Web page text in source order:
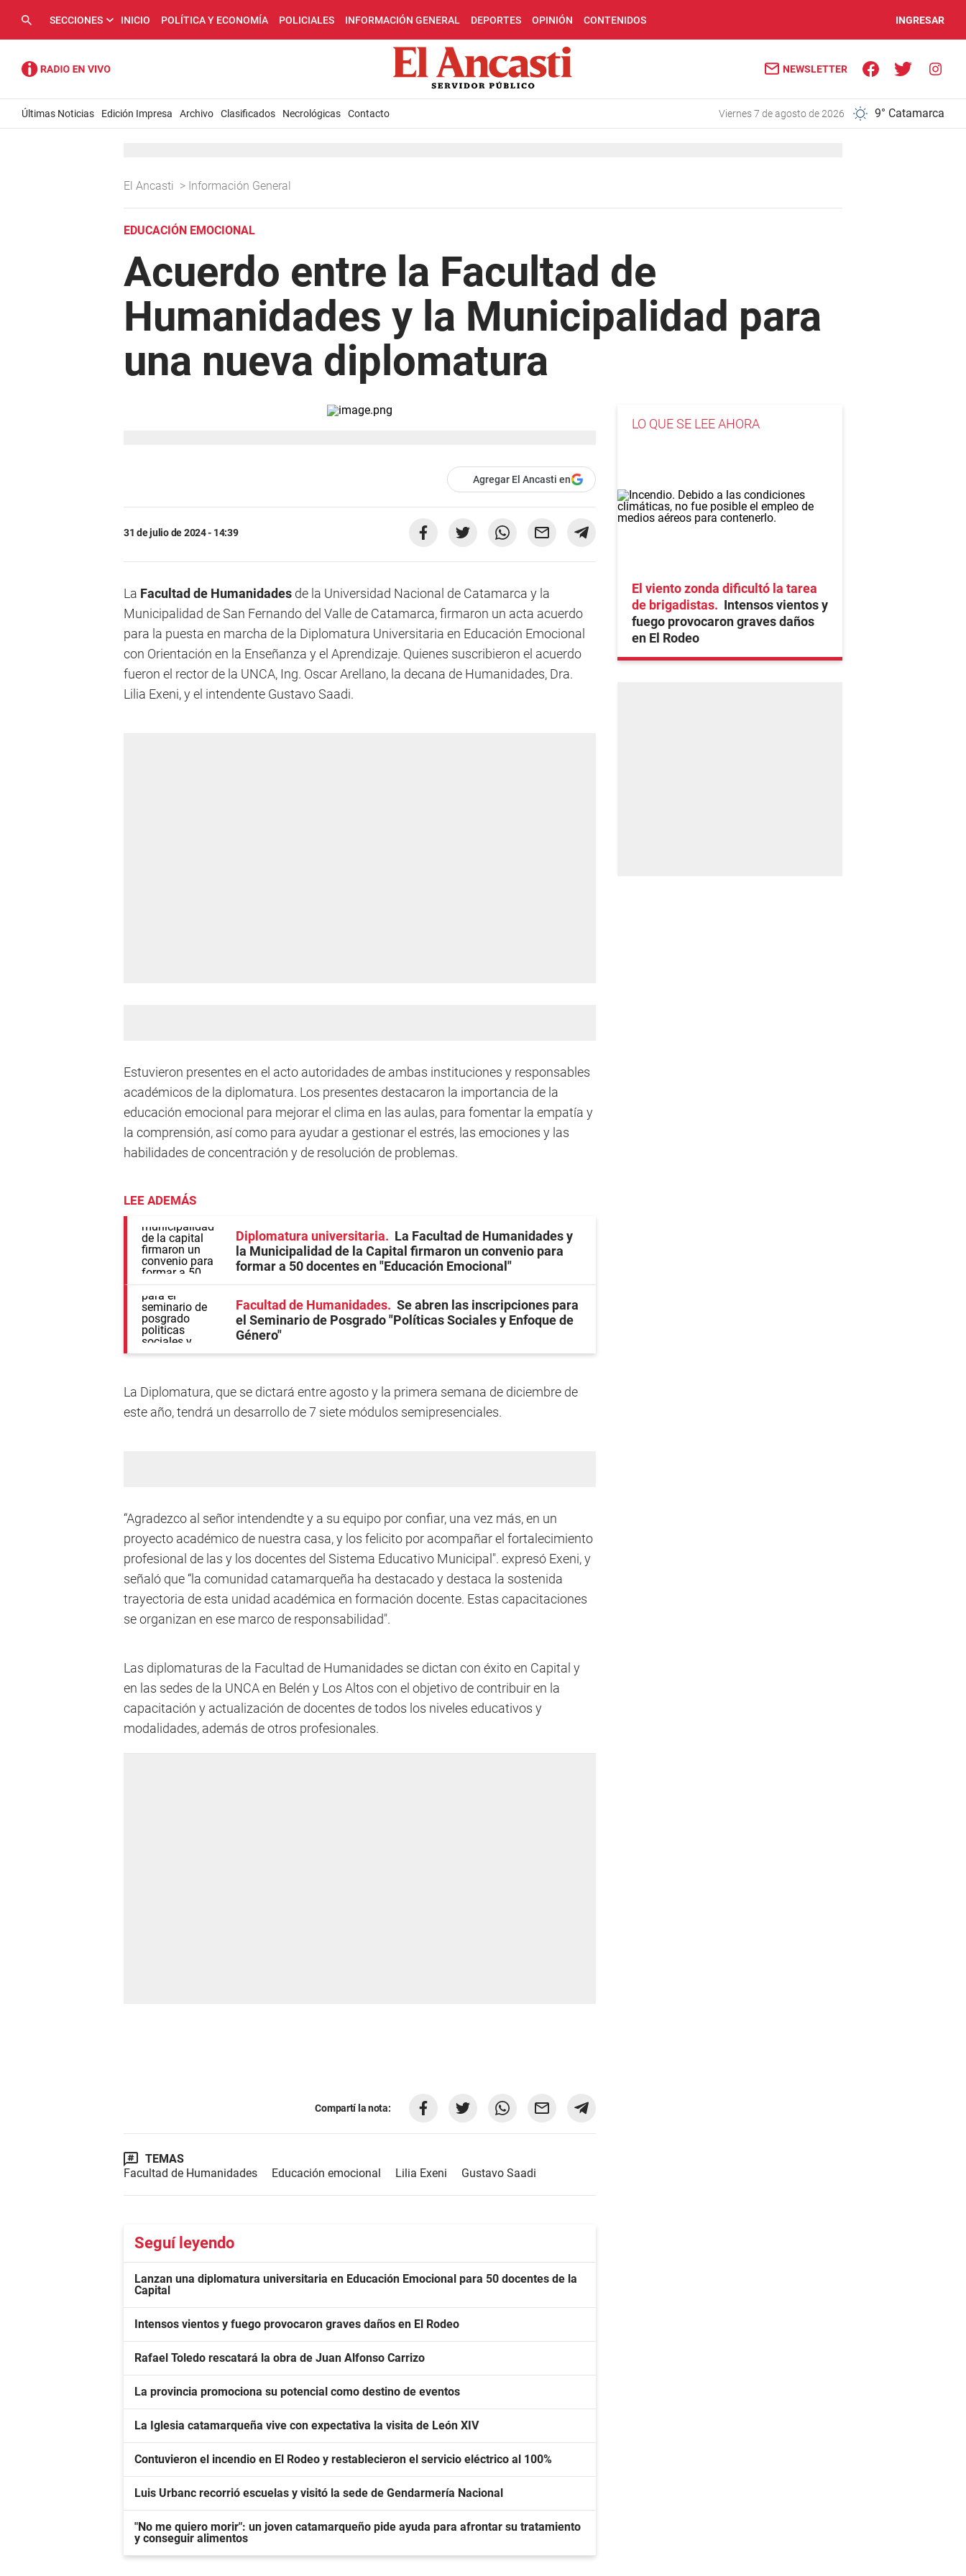
SECCIONES INICIO POLÍTICA Y ECONOMÍA POLICIALES INFORMACIÓN GENERAL DEPORTES OPINIÓN CONTENIDOS INGRESAR
NEWSLETTER
Últimas Noticias Edición Impresa Archivo Clasificados Necrológicas Contacto viernes 7 de agosto de 2026 9° Catamarca
El Ancasti > Información General
EDUCACIÓN EMOCIONAL
Acuerdo entre la Facultad de
Humanidades y la Municipalidad para
una nueva diplomatura
Agregar El Ancasti en
31 de julio de 2024 - 14:39
La Facultad de Humanidades de la Universidad Nacional de Catamarca y la
Municipalidad de San Fernando del Valle de Catamarca, firmaron un acta acuerdo
para la puesta en marcha de la Diplomatura Universitaria en Educación Emocional
con Orientación en la Enseñanza y el Aprendizaje. Quienes suscribieron el acuerdo
fueron el rector de la UNCA, Ing. Oscar Arellano, la decana de Humanidades, Dra.
Lilia Exeni, y el intendente Gustavo Saadi.
Estuvieron presentes en el acto autoridades de ambas instituciones y responsables
académicos de la diplomatura. Los presentes destacaron la importancia de la
educación emocional para mejorar el clima en las aulas, para fomentar la empatía y
la comprensión, así como para ayudar a gestionar el estrés, las emociones y las
habilidades de concentración y de resolución de problemas.
LEE ADEMÁS
Diplomatura universitaria
La Facultad de Humanidades y
la Municipalidad de la Capital firmaron un convenio para
formar a 50 docentes en "Educación Emocional"
Facultad de Humanidades
Se abren las inscripciones para
el Seminario de Posgrado "Políticas Sociales y Enfoque de
Género"
La Diplomatura, que se dictará entre agosto y la primera semana de diciembre de
este año, tendrá un desarrollo de 7 siete módulos semipresenciales.
“Agradezco al señor intendendte y a su equipo por confiar, una vez más, en un
proyecto académico de nuestra casa, y los felicito por acompañar el fortalecimiento
profesional de las y los docentes del Sistema Educativo Municipal". expresó Exeni, y
señaló que “la comunidad catamarqueña ha destacado y destaca la sostenida
trayectoria de esta unidad académica en formación docente. Estas capacitaciones
se organizan en ese marco de responsabilidad".
Las diplomaturas de la Facultad de Humanidades se dictan con éxito en Capital y
en las sedes de la UNCA en Belén y Los Altos con el objetivo de contribuir en la
capacitación y actualización de docentes de todos los niveles educativos y
modalidades, además de otros profesionales.
Compartí la nota:
TEMAS
Facultad de Humanidades
Educación emocional Lilia Exeni Gustavo Saadi
Seguí leyendo
Lanzan una diplomatura universitaria en Educación Emocional para 50 docentes de la
Capital
Intensos vientos y fuego provocaron graves daños en El Rodeo
Rafael Toledo rescatará la obra de Juan Alfonso Carrizo
La provincia promociona su potencial como destino de eventos
La Iglesia catamarqueña vive con expectativa la visita de León XIV
Contuvieron el incendio en El Rodeo y restablecieron el servicio eléctrico al 100%
Luis Urbanc recorrió escuelas y visitó la sede de Gendarmería Nacional
"No me quiero morir": un joven catamarqueño pide ayuda para afrontar su tratamiento
y conseguir alimentos
LO QUE SE LEE AHORA
El viento zonda dificultó la tarea
de brigadistas
Intensos vientos y
fuego provocaron graves daños
en El Rodeo